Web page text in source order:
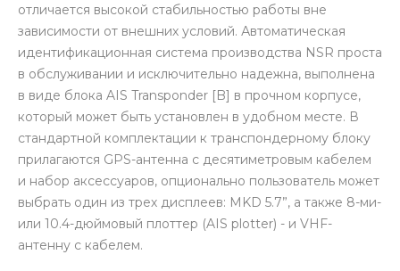
отличается высокой стабильностью работы вне
зависимости от внешних условий. Автоматическая
идентификационная система производства NSR проста
в обслуживании и исключительно надежна, выполнена
в виде блока AIS Transponder [B] в прочном корпусе,
который может быть установлен в удобном месте. В
стандартной комплектации к транспондерному блоку
прилагаются GPS-антенна с десятиметровым кабелем
и набор аксессуаров, опционально пользователь может
выбрать один из трех дисплеев: MKD 5.7”, а также 8-ми-
или 10.4-дюймовый плоттер (AIS plotter) - и VHF-
антенну с кабелем.